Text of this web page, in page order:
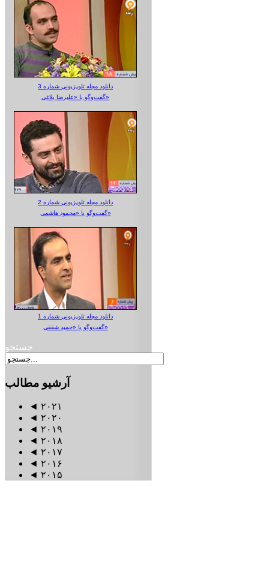
دانلود مجله تلویزیونی شماره 3
گفت‌وگو با «علیرضا بلاغی»
دانلود مجله تلویزیونی شماره 2
گفت‌وگو با «محمود هاشمی»
دانلود مجله تلویزیونی شماره 1
گفت‌وگو با «حمید شفقی»
جستجو
آرشیو مطالب
◄ ۲۰۲۱
◄ ۲۰۲۰
◄ ۲۰۱۹
◄ ۲۰۱۸
◄ ۲۰۱۷
◄ ۲۰۱۶
◄ ۲۰۱۵